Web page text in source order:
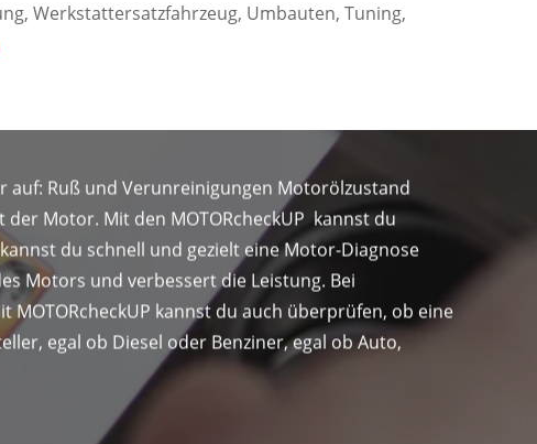
Werkstattersatzfahrzeug, Umbauten, Tuning,
auf: Ruß und Verunreinigungen Motorölzustand
Motor. Mit den MOTORcheckUP kannst du
du schnell und gezielt eine Motor-Diagnose
Motors und verbessert die Leistung. Bei
kannst du auch überprüfen, ob eine
egal ob Diesel oder Benziner, egal ob Auto,